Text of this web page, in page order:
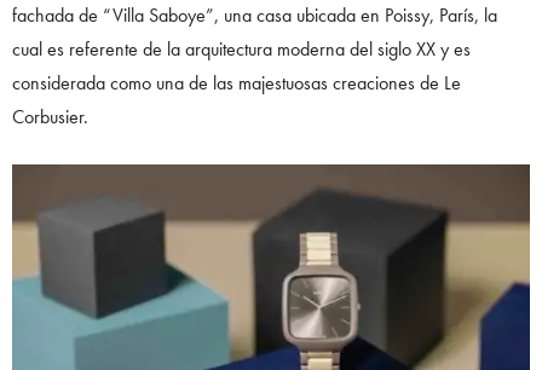
fachada de “Villa Saboye”, una casa ubicada en Poissy, París, la
cual es referente de la arquitectura moderna del siglo XX y es
considerada como una de las majestuosas creaciones de Le
Corbusier.